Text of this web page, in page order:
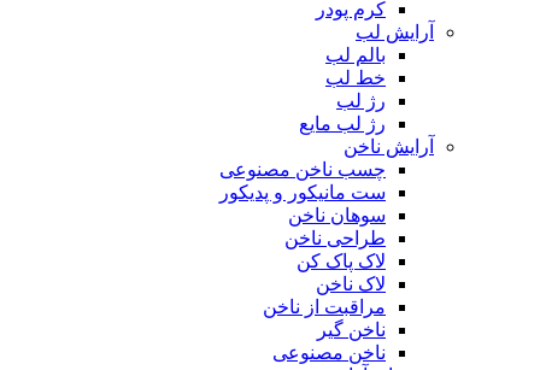
کرم پودر
آرایش لب
بالم لب
خط لب
رژ لب
رژ لب مایع
آرایش ناخن
چسب ناخن مصنوعی
ست مانیکور و پدیکور
سوهان ناخن
طراحی ناخن
لاک پاک کن
لاک ناخن
مراقبت از ناخن
ناخن گیر
ناخن مصنوعی